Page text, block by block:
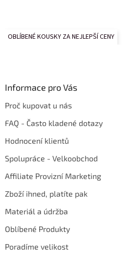
OBLÍBENÉ KOUSKY ZA NEJLEPŠÍ CENY
Informace pro Vás
Proč kupovat u nás
FAQ - Často kladené dotazy
Hodnocení klientů
Spolupráce - Velkoobchod
Affiliate Provizní Marketing
Zboží ihned, platíte pak
Materiál a údržba
Oblíbené Produkty
Poradíme velikost